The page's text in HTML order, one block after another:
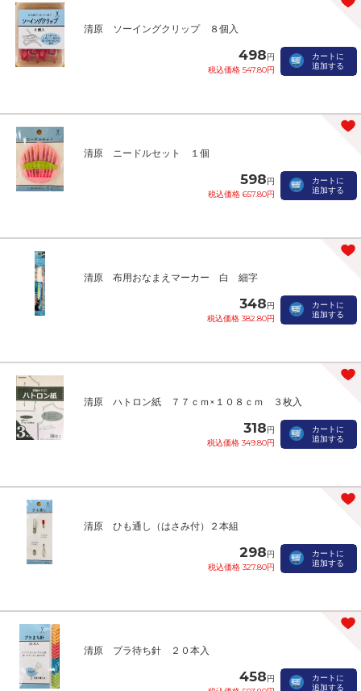
清原 ソーイングクリップ ８個入
498円
税込価格 547.80円
カートに
追加する
清原 ニードルセット １個
598円
税込価格 657.80円
カートに
追加する
清原 布用おなまえマーカー 白 細字
348円
税込価格 382.80円
カートに
追加する
清原 ハトロン紙 ７７ｃｍ×１０８ｃｍ ３枚入
318円
税込価格 349.80円
カートに
追加する
清原 ひも通し（はさみ付）２本組
298円
税込価格 327.80円
カートに
追加する
清原 プラ待ち針 ２０本入
458円
カートに
追加する